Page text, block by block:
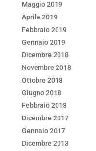
Maggio 2019
Aprile 2019
Febbraio 2019
Gennaio 2019
Dicembre 2018
Novembre 2018
Ottobre 2018
Giugno 2018
Febbraio 2018
Dicembre 2017
Gennaio 2017
Dicembre 2013